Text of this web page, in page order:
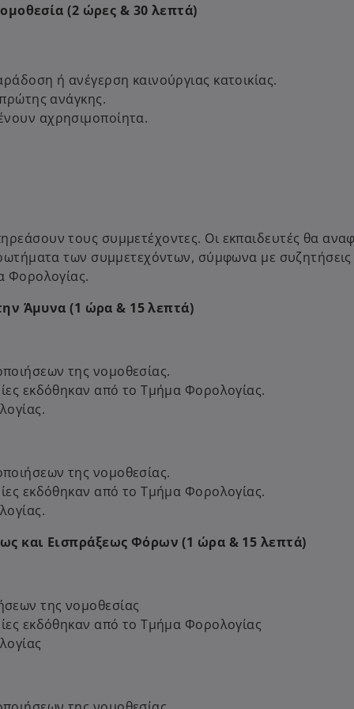
(2 ώρες & 30 λεπτά)
ή ανέγερση καινούργιας κατοικίας.
ανάγκης.
αχρησιμοποίητα.
τους συμμετέχοντες. Οι εκπαιδευτές θα
των συμμετεχόντων, σύμφωνα με συζητήσεις
Φορολογίας.
Άμυνα (1 ώρα & 15 λεπτά)
της νομοθεσίας.
εκδόθηκαν από το Τμήμα Φορολογίας.
της νομοθεσίας.
εκδόθηκαν από το Τμήμα Φορολογίας.
και Εισπράξεως Φόρων (1 ώρα & 15 λεπτά)
της νομοθεσίας
εκδόθηκαν από το Τμήμα Φορολογίας